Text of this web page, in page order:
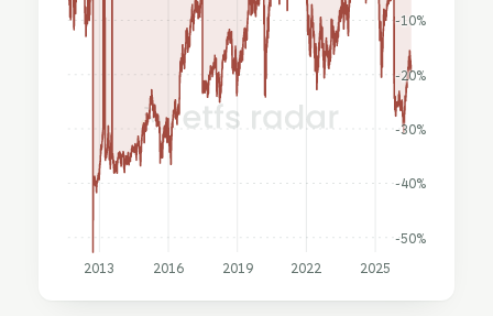
-50%
-40%
-30%
-20%
-10%
2013 2016 2019 2022 2025